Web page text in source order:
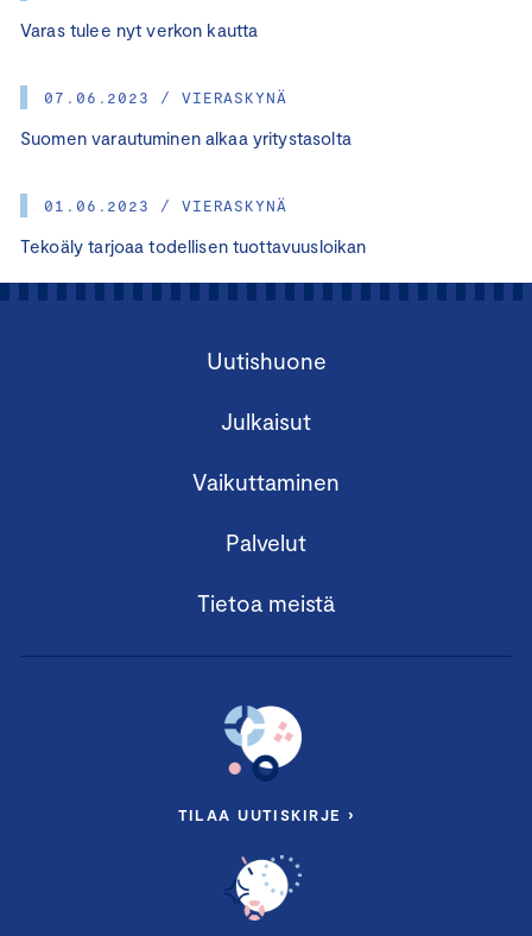
Varas tulee nyt verkon kautta
07.06.2023 / VIERASKYNÄ
Suomen varautuminen alkaa yritystasolta
01.06.2023 / VIERASKYNÄ
Tekoäly tarjoaa todellisen tuottavuusloikan
Uutishuone
Julkaisut
Vaikuttaminen
Palvelut
Tietoa meistä
TILAA UUTISKIRJE ›